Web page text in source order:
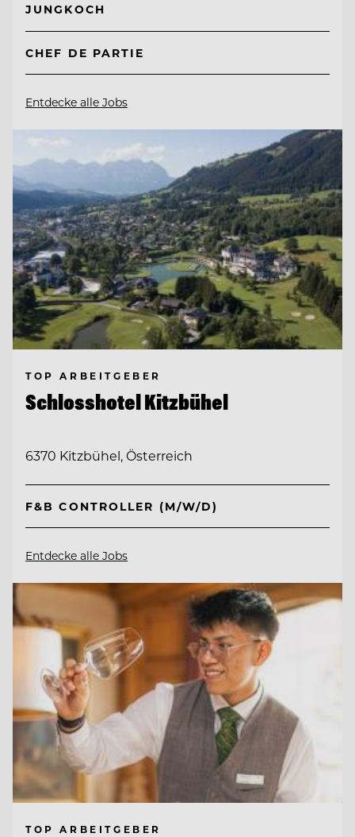
JUNGKOCH
CHEF DE PARTIE
Entdecke alle Jobs
TOP ARBEITGEBER
Schlosshotel Kitzbühel
6370 Kitzbühel, Österreich
F&B CONTROLLER (M/W/D)
Entdecke alle Jobs
TOP ARBEITGEBER